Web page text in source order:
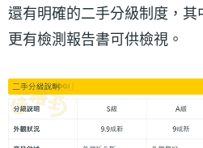
還有明確的二手分級制度，其
更有檢測報告書可供檢視。